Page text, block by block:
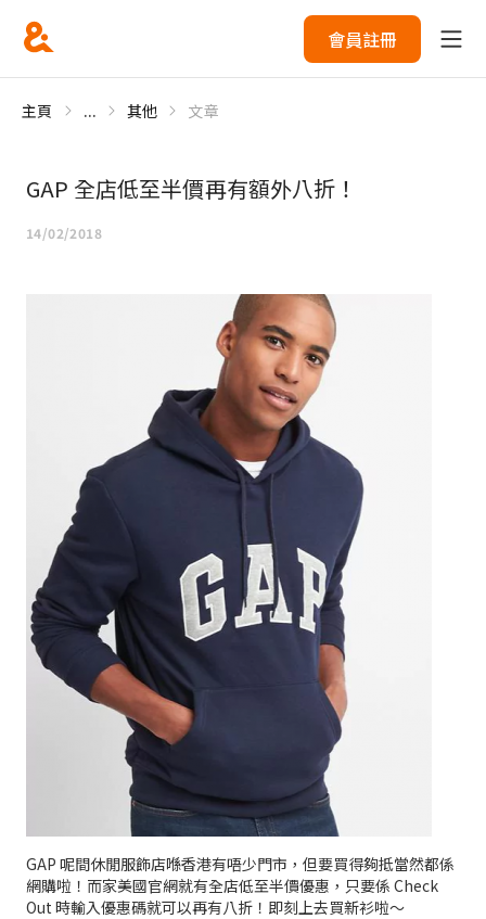
會員註冊
主頁 ... 其他 文章
GAP 全店低至半價再有額外八折！
14/02/2018
GAP 呢間休閒服飾店喺香港有唔少門市，但要買得夠抵當然都係
網購啦！而家美國官網就有全店低至半價優惠，只要係 Check
Out 時輸入優惠碼就可以再有八折！即刻上去買新衫啦～